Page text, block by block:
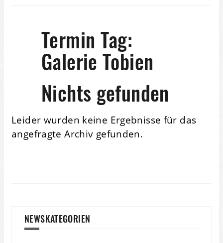
Termin Tag:
Galerie Tobien
Nichts gefunden
Leider wurden keine Ergebnisse für das
angefragte Archiv gefunden.
NEWSKATEGORIEN